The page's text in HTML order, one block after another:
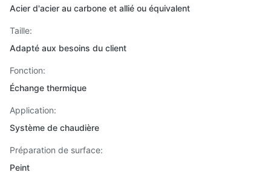
Acier d'acier au carbone et allié ou équivalent
Taille:
Adapté aux besoins du client
Fonction:
Échange thermique
Application:
Système de chaudière
Préparation de surface:
Peint